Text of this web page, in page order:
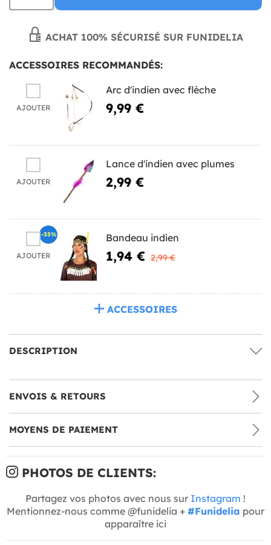
ACHAT 100% SÉCURISÉ SUR FUNIDELIA
ACCESSOIRES RECOMMANDÉS:
AJOUTER
Arc d'indien avec flèche
9,99 €
AJOUTER
Lance d'indien avec plumes
2,99 €
AJOUTER
Bandeau indien
1,94 € 2,99 €
-35%
ACCESSOIRES
DESCRIPTION
ENVOIS & RETOURS
MOYENS DE PAIEMENT
PHOTOS DE CLIENTS:
Partagez vos photos avec nous sur Instagram !
Mentionnez-nous comme @funidelia + #Funidelia pour
apparaître ici